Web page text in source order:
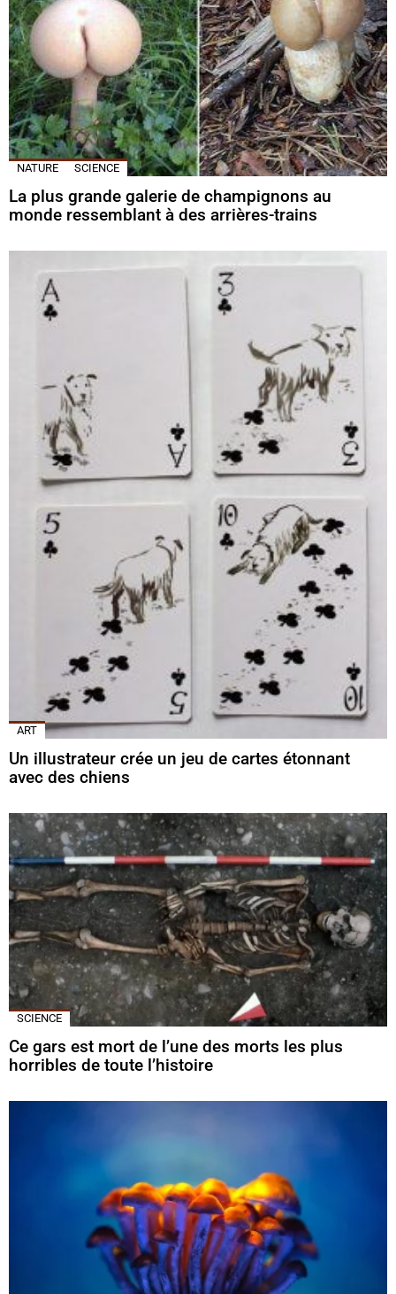
NATURE SCIENCE
La plus grande galerie de champignons au
monde ressemblant à des arrières-trains
ART
Un illustrateur crée un jeu de cartes étonnant
avec des chiens
SCIENCE
Ce gars est mort de l’une des morts les plus
horribles de toute l’histoire